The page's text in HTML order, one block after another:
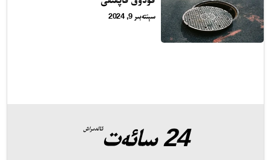
ئالاقىلىشىش
مۇنبەر
سېنتەبىر 9, 2024
24 سائەت ئالدىراش